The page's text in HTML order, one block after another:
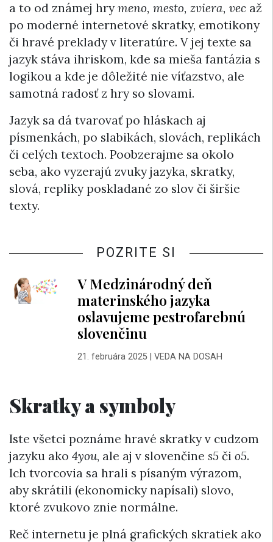
a to od známej hrymeno, mesto, zviera, vec až
po moderné internetové skratky, emotikony
či hravé preklady v literatúre. V jej texte sa
jazyk stáva ihriskom, kde sa mieša fantázia s
logikou a kde je dôležité nie víťazstvo, ale
samotná radosť z hry so slovami.
Jazyk sa dá tvarovať po hláskach aj
písmenkách, po slabikách, slovách, replikách
či celých textoch. Poobzerajme sa okolo
seba, ako vyzerajú zvuky jazyka, skratky,
slová, repliky poskladané zo slov či širšie
texty.
POZRITE SI
V Medzinárodný deň
materinského jazyka
oslavujeme pestrofarebnú
slovenčinu
21. februára 2025| VEDA NA DOSAH
Skratky a symboly
Iste všetci poznáme hravé skratky v cudzom
jazyku ako 4you, ale aj v slovenčine s5 či o5.
Ich tvorcovia sa hrali s písaným výrazom,
aby skrátili (ekonomicky napísali) slovo,
ktoré zvukovo znie normálne.
Reč internetu je plná grafických skratiek ako